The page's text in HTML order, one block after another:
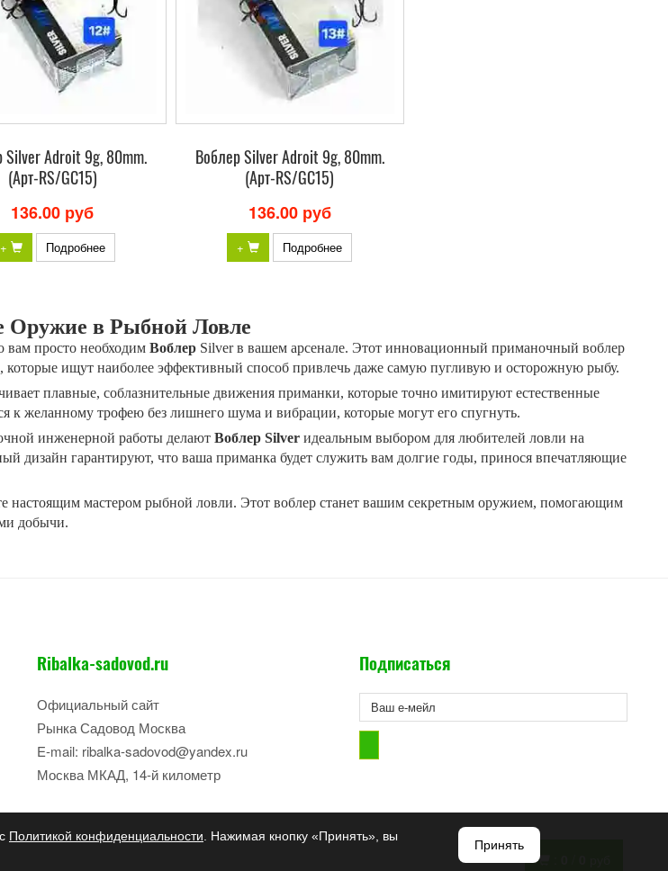
Silver Adroit 9g, 80mm.
(Арт-RS/GC15)
136.00 руб
+ Подробнее
Bоблер Silver Adroit 9g, 80mm.
(Арт-RS/GC15)
136.00 руб
+ Подробнее
Оружие в Рыбной Ловле
вам просто необходим Воблер Silver в вашем арсенале. Этот инновационный приманочный воблер
которые ищут наиболее эффективный способ привлечь даже самую пугливую и осторожную рыбу.
плавные, соблазнительные движения приманки, которые точно имитируют естественные
к желанному трофею без лишнего шума и вибрации, которые могут его спугнуть.
инженерной работы делают Воблер Silver идеальным выбором для любителей ловли на
дизайн гарантируют, что ваша приманка будет служить вам долгие годы, принося впечатляющие
настоящим мастером рыбной ловли. Этот воблер станет вашим секретным оружием, помогающим
добычи.
Ribalka-sadovod.ru
Официальный сайт
Рынка Садовод Москва
E-mail: ribalka-sadovod@yandex.ru
Москва МКАД, 14-й километр
Подписаться
Политикой конфиденциальности . Нажимая кнопку «Принять», вы
Принять